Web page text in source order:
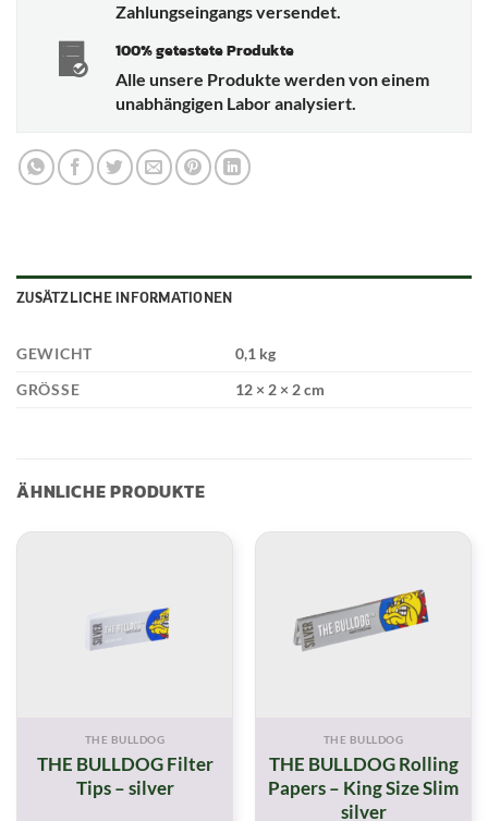
Zahlungseingangs versendet.
100% getestete Produkte
Alle unsere Produkte werden von einem
unabhängigen Labor analysiert.
ZUSÄTZLICHE INFORMATIONEN
GEWICHT
0,1 kg
GRÖSSE
12 × 2 × 2 cm
ÄHNLICHE PRODUKTE
THE BULLDOG
THE BULLDOG Filter
Tips – silver
THE BULLDOG
THE BULLDOG Rolling
Papers – King Size Slim
silver